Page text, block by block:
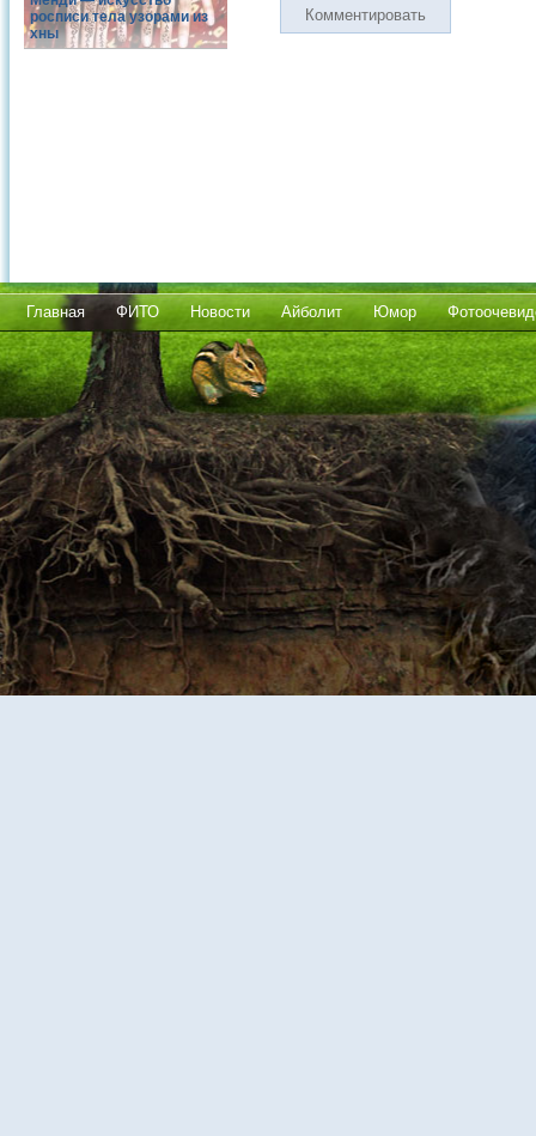
росписи тела узорами из
хны
Комментировать
Главная ФИТО Новости Айболит Юмор